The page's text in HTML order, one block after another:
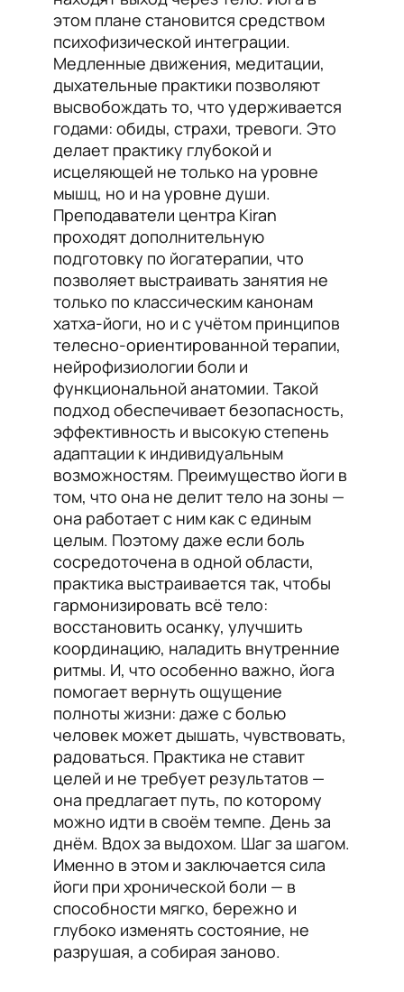
этом плане становится средством
психофизической интеграции.
Медленные движения, медитации,
дыхательные практики позволяют
высвобождать то, что удерживается
годами: обиды, страхи, тревоги. Это
делает практику глубокой и
исцеляющей не только на уровне
мышц, но и на уровне души.
Преподаватели центра Kiran
проходят дополнительную
подготовку по йогатерапии, что
позволяет выстраивать занятия не
только по классическим канонам
хатха-йоги, но и с учётом принципов
телесно-ориентированной терапии,
нейрофизиологии боли и
функциональной анатомии. Такой
подход обеспечивает безопасность,
эффективность и высокую степень
адаптации к индивидуальным
возможностям. Преимущество йоги в
том, что она не делит тело на зоны —
она работает с ним как с единым
целым. Поэтому даже если боль
сосредоточена в одной области,
практика выстраивается так, чтобы
гармонизировать всё тело:
восстановить осанку, улучшить
координацию, наладить внутренние
ритмы. И, что особенно важно, йога
помогает вернуть ощущение
полноты жизни: даже с болью
человек может дышать, чувствовать,
радоваться. Практика не ставит
целей и не требует результатов —
она предлагает путь, по которому
можно идти в своём темпе. День за
днём. Вдох за выдохом. Шаг за шагом.
Именно в этом и заключается сила
йоги при хронической боли — в
способности мягко, бережно и
глубоко изменять состояние, не
разрушая, а собирая заново.